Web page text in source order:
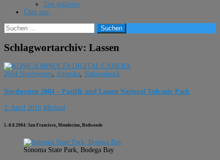
Test galleries
Über uns
Suchen
nach:
Schlagwortarchiv: Lassen
2004 Nordwesten, Amerika, Nationalpark
Nordwesten 2004 – Pazifik und Lassen National Volcanic Park
2. April 2016 Michael
5.-8.8.2004: San Francisco, Mendocino, Redwoods
Sonoma State Park, Bodega Bay